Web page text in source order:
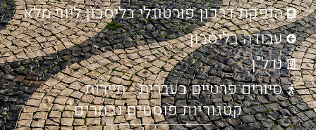
הנפקת דרכון פורטוגלי בליסבון ליווי מלא
עבודה בליסבון
נדל"ן
סיורים פרטיים בעברית - תיירות
קטגוריות פוסטים נבחרים